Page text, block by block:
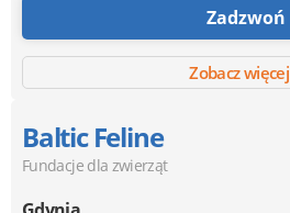
Zadzwoń
Zobacz więcej
Baltic Feline
Fundacje dla zwierząt